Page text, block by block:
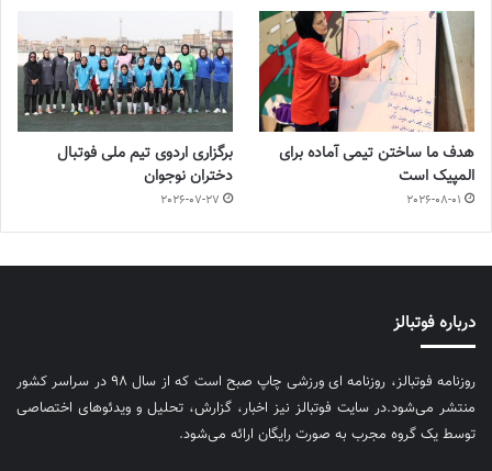
هدف ما ساختن تیمی آماده برای
المپیک است
2026-08-01
برگزاری اردوی تیم ملی فوتبال
دختران نوجوان
2026-07-27
درباره فوتبالز
روزنامه فوتبالز، روزنامه ای ورزشی چاپ صبح است که از سال ۹۸ در سراسر کشور
منتشر می‌شود.در سایت فوتبالز نیز اخبار، گزارش، تحلیل و ویدئوهای اختصاصی
توسط یک گروه مجرب به صورت رایگان ارائه می‌شود.